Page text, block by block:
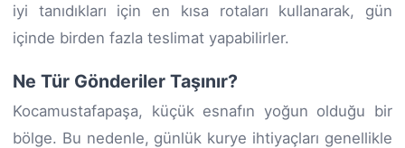
iyi tanıdıkları için en kısa rotaları kullanarak, gün
içinde birden fazla teslimat yapabilirler.
Ne Tür Gönderiler Taşınır?
Kocamustafapaşa, küçük esnafın yoğun olduğu bir
bölge. Bu nedenle, günlük kurye ihtiyaçları genellikle